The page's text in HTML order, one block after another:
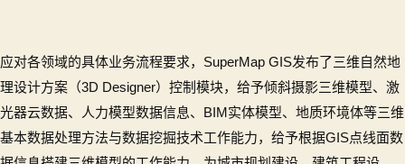
应对各领域的具体业务流程要求，SuperMap GIS发布了三维自然地
理设计方案（3D Designer）控制模块，给予倾斜摄影三维模型、激
光器云数据、人力模型数据信息、BIM实体模型、地质环境体等三维
基本数据处理方法与数据挖掘技术工作能力，给予根据GIS点线面数